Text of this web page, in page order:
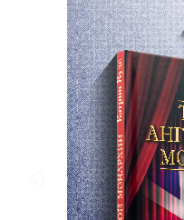
будущего
Публицистика
Проза
Тайное и
непознанное
Образ
жизни
Философия